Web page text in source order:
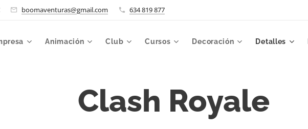
boomaventuras@gmail.com 634 819 877
Animación Club Cursos Decoración Detalles
Clash Royale